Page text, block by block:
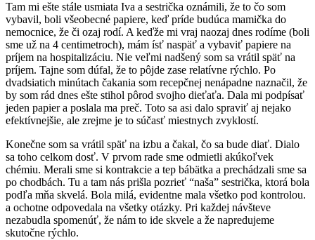
Tam mi ešte stále usmiata Iva a sestrička oznámili, že to čo som
vybavil, boli všeobecné papiere, keď príde budúca mamička do
nemocnice, že či ozaj rodí. A keďže mi vraj naozaj dnes rodíme (boli
sme už na 4 centimetroch), mám ísť naspäť a vybaviť papiere na
príjem na hospitalizáciu. Nie veľmi nadšený som sa vrátil späť na
príjem. Tajne som dúfal, že to pôjde zase relatívne rýchlo. Po
dvadsiatich minútach čakania som recepčnej nenápadne naznačil, že
by som rád dnes ešte stihol pôrod svojho dieťaťa. Dala mi podpísať
jeden papier a poslala ma preč. Toto sa asi dalo spraviť aj nejako
efektívnejšie, ale zrejme je to súčasť miestnych zvyklostí.
Konečne som sa vrátil späť na izbu a čakal, čo sa bude diať. Dialo
sa toho celkom dosť. V prvom rade sme odmietli akúkoľvek
chémiu. Merali sme si kontrakcie a tep bábätka a prechádzali sme sa
po chodbách. Tu a tam nás prišla pozrieť “naša” sestrička, ktorá bola
podľa mňa skvelá. Bola milá, evidentne mala všetko pod kontrolou.
a ochotne odpovedala na všetky otázky. Pri každej návšteve
nezabudla spomenúť, že nám to ide skvele a že napredujeme
skutočne rýchlo.